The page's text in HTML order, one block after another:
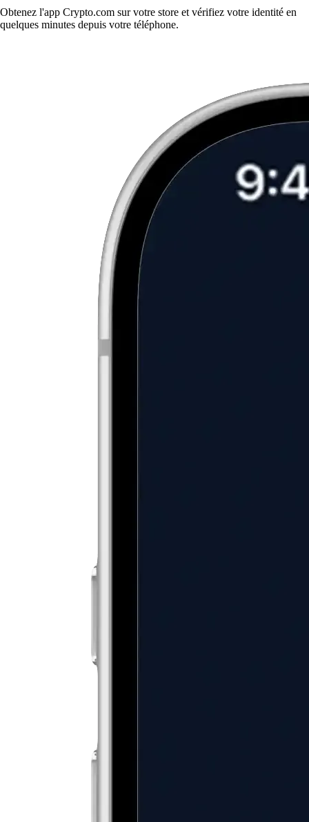
Obtenez l'app Crypto.com sur votre store et vérifiez votre identité en
quelques minutes depuis votre téléphone.